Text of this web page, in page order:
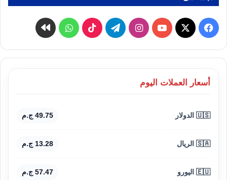
فيسبوك
‫X
‫YouTubeانستقرامتيلقرام ‫TikTokواتسابكواى
أسعار العملات اليوم
🇺🇸 الدولار 49.75 ج.م
🇸🇦 الريال 13.28 ج.م
🇪🇺 اليورو 57.47 ج.م